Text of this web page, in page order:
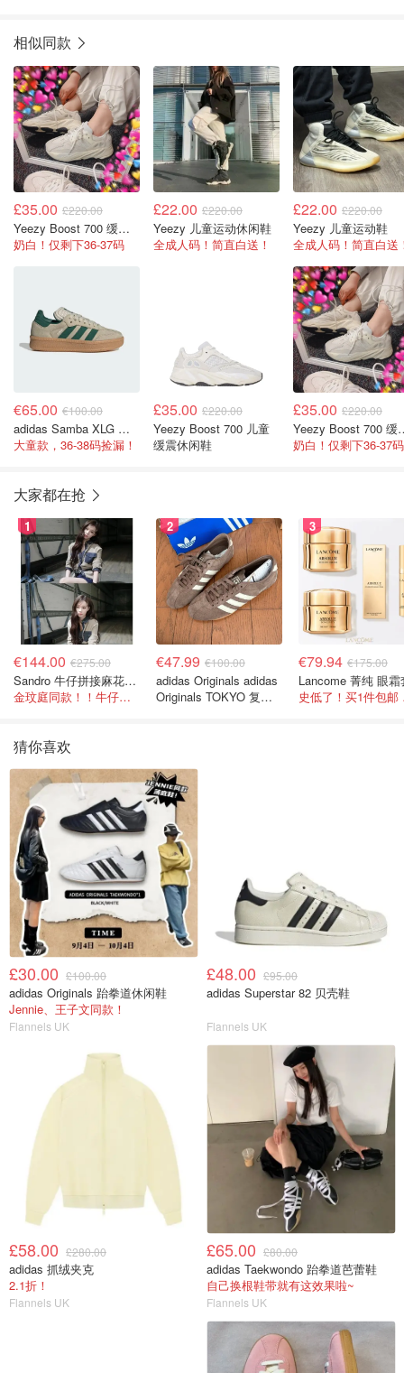
相似同款
£35.00 £220.00
Yeezy Boost 700 缓震休闲鞋
奶白！仅剩下36-37码
£22.00 £220.00
Yeezy 儿童运动休闲鞋
全成人码！简直白送！
£22.00 £220.00
Yeezy 儿童运动鞋
全成人码！简直白送
€65.00 €100.00
adidas Samba XLG 德训鞋
大童款，36-38码捡漏！
£35.00 £220.00
Yeezy Boost 700 儿童
缓震休闲鞋
£35.00 £220.00
Yeezy
奶白！仅剩下36-37码
大家都在抢
1
€144.00 €275.00
Sandro 牛仔拼接麻花针织夹克
金玟庭同款！！牛仔拼接超有层次感
2
€47.99 €100.00
adidas Originals adidas
Originals TOKYO 复古
3
€79.94 €175.00
Lancome 菁纯 眼霜
史
猜你喜欢
£30.00 £100.00
adidas Originals 跆拳道休闲鞋
Jennie、王子文同款！
Flannels UK
£48.00 £95.00
adidas Superstar 82 贝壳鞋
Flannels UK
£58.00 £280.00
adidas 抓绒夹克
2.1折！
Flannels UK
£65.00 £80.00
adidas Taekwondo 跆拳道芭蕾鞋
自己换根鞋带就有这效果啦~
Flannels UK